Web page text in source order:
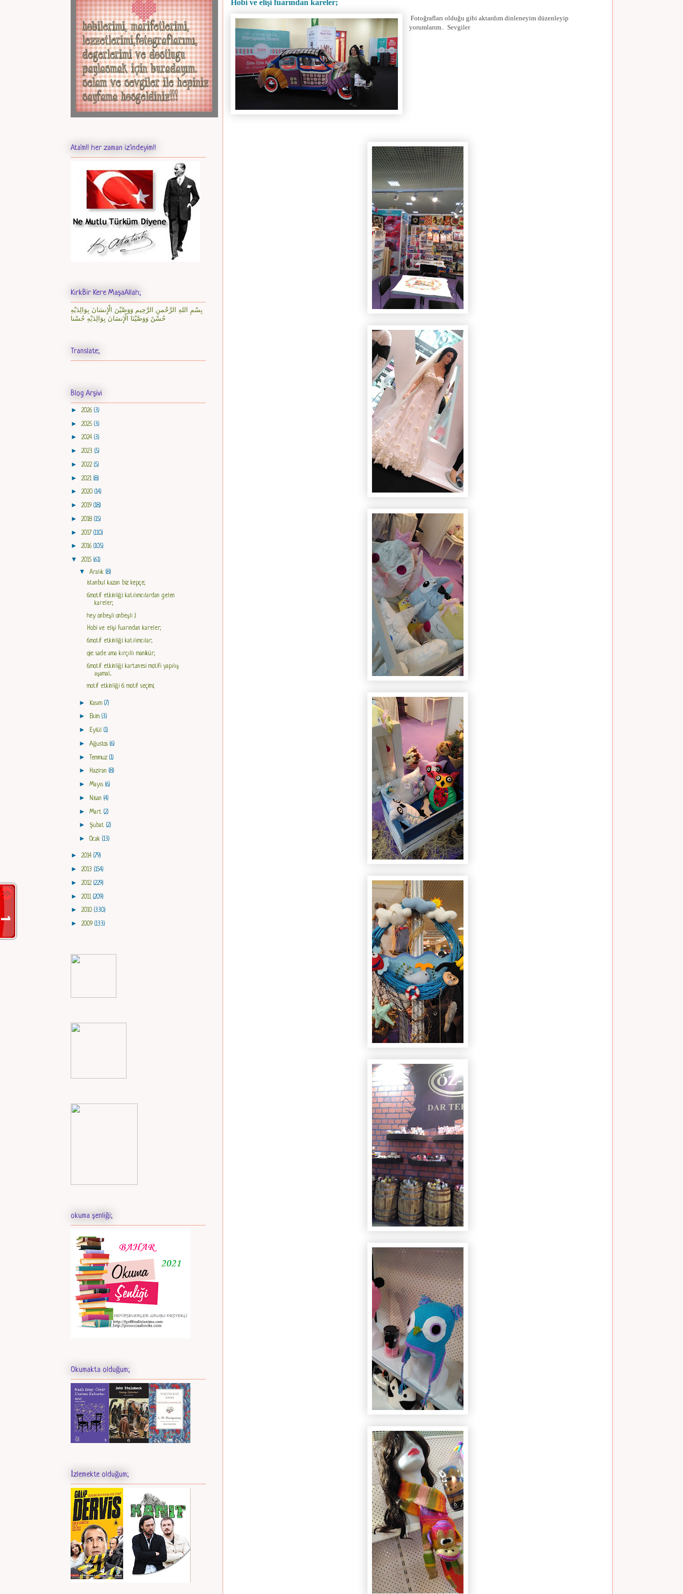
Hobi ve elişi fuarından kareler;
Fotoğrafları olduğu gibi aktardım dinleneyim düzenleyip
yorumlarım.. Sevgiler
Ata'm!! her zaman iz'indeyim!!
KırkBir Kere MaşaAllah;
بِسْمِ اللهِ الرَّحْمنِ الرَّحِيم وَوَصَّيْنَ الْإِنسَانَ بِوَالِدَيْهِ
حُسْنً وَوَصَّيْنَا الْإِنسَانَ بِوَالِدَيْهِ حُسْنا
Translate;
Blog Arşivi
► 2026 (3)
► 2025 (3)
► 2024 (3)
► 2023 (5)
► 2022 (5)
► 2021 (8)
► 2020 (14)
► 2019 (18)
► 2018 (15)
► 2017 (110)
► 2016 (105)
▼ 2015 (61)
▼ Aralık (8)
istanbul kazan biz kepçe;
6.motif etkinliği: katılımcılardan gelen
kareler;
hey onbeşli onbeşli :)
Hobi ve elişi fuarından kareler;
6.motif etkinliği: katılımcılar;
oje: sade ama kırçıllı manikür;
6.motif etkinliği: kartanesi motifi yapılış
aşamal...
motif etkinliği 6: motif seçimi;
► Kasım (7)
► Ekim (3)
► Eylül (1)
► Ağustos (6)
►Temmuz (1)
► Haziran (8)
► Mayıs (6)
► Nisan (4)
► Mart (2)
► Şubat (2)
► Ocak (13)
► 2014 (79)
► 2013 (154)
► 2012 (229)
► 2011 (209)
► 2010 (330)
► 2009 (133)
okuma şenliği;
Okumakta olduğum;
İzlemekte olduğum;